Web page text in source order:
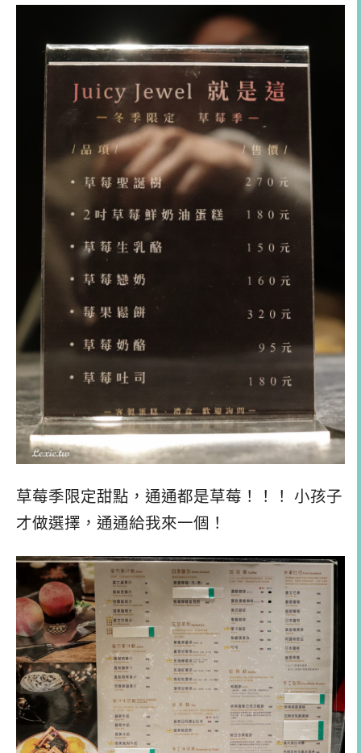
草莓季限定甜點，通通都是草莓！！！ 小孩子
才做選擇，通通給我來一個！